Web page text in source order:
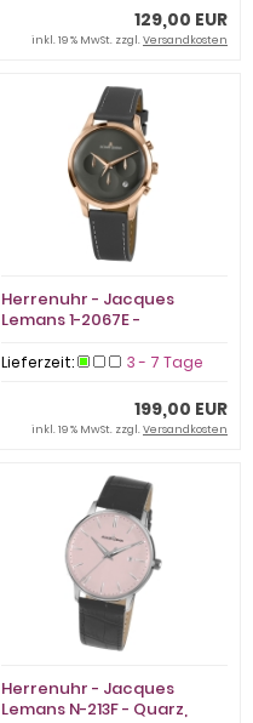
129,00 EUR
inkl. 19 % MwSt. zzgl.Versandkosten
Herrenuhr - Jacques
Lemans 1-2067E -
Lieferzeit: 3 - 7 Tage
199,00 EUR
inkl. 19 % MwSt. zzgl.Versandkosten
Herrenuhr - Jacques
Lemans N-213F - Quarz,